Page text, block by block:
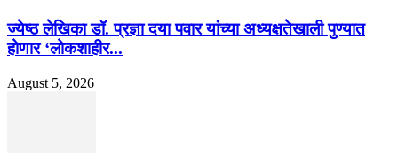
ज्येष्ठ लेखिका डॉ. प्रज्ञा दया पवार यांच्या अध्यक्षतेखाली पुण्यात
होणार ‘लोकशाहीर...
August 5, 2026